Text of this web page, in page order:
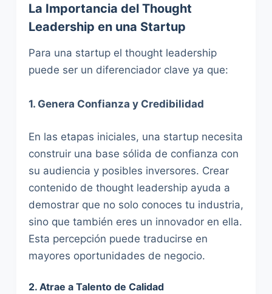
La Importancia del Thought
Leadership en una Startup
Para una startup el thought leadership
puede ser un diferenciador clave ya que:
1. Genera Confianza y Credibilidad
En las etapas iniciales, una startup necesita
construir una base sólida de confianza con
su audiencia y posibles inversores. Crear
contenido de thought leadership ayuda a
demostrar que no solo conoces tu industria,
sino que también eres un innovador en ella.
Esta percepción puede traducirse en
mayores oportunidades de negocio.
2. Atrae a Talento de Calidad